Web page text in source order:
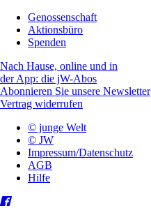
Genossenschaft
Aktionsbüro
Spenden
Nach Hause, online und in
der App: die jW-Abos
Abonnieren Sie unsere Newsletter
Vertrag widerrufen
© junge Welt
© JW
Impressum/Datenschutz
AGB
Hilfe